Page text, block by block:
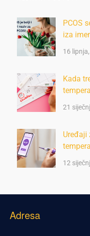
PCOS
iza
16
Kada
21
Uređaji
12
Adresa